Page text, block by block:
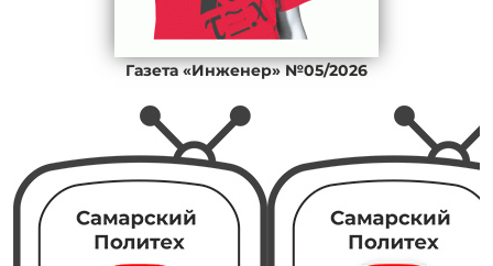
Газета «Инженер» №05/2026